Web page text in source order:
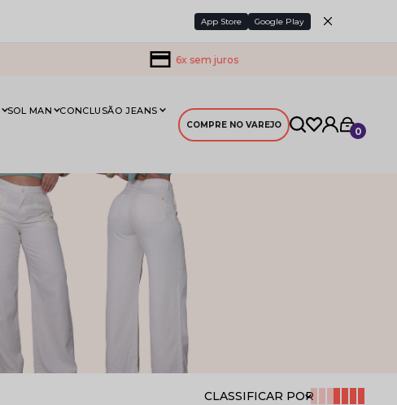
App Store Google Play
6x sem juros
SOL MAN CONCLUSÃO JEANS
COMPRE NO VAREJO
0
CLASSIFICAR POR